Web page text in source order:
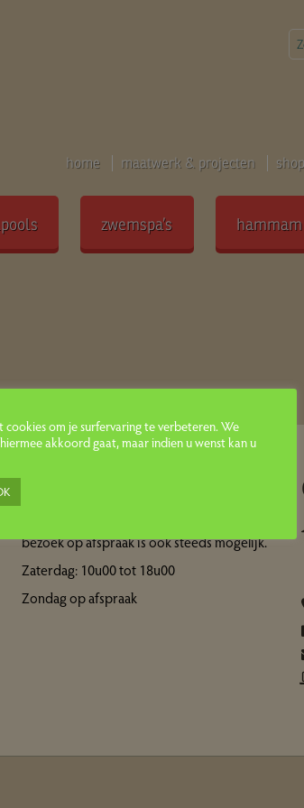
home maatwerk & projecten shop
zwemspa’s hammam
bezoek op afspraak is ook steeds mogelijk.
Zaterdag: 10u00 tot 18u00
Zondag op afspraak
cookies om je surfervaring te verbeteren. We
akkoord gaat, maar indien u wenst kan u